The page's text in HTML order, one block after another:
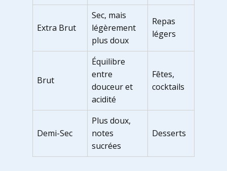
Extra Brut
Sec, mais
légèrement
plus doux
Repas
légers
Brut
Équilibre
entre
douceur et
acidité
Fêtes,
cocktails
Demi-Sec
Plus doux,
notes
sucrées
Desserts